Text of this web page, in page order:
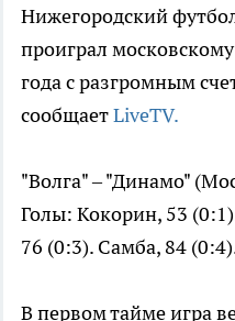
Нижегородский
проиграл
года с разгромным
сообщаетLiveTV.
"Волга" – "Динамо"
Голы: Кокорин, 53
76 (0:3). Самба, 84
В первом тайме игра